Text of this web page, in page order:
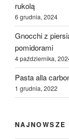
rukolą
6 grudnia, 2024
Gnocchi z
pomidorami
4 października,
Pasta alla
1 grudnia, 2022
NAJNOWSZE